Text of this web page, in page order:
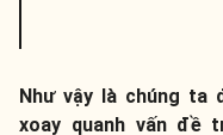
Như vậy là chúng ta
xoay quanh vấn đề